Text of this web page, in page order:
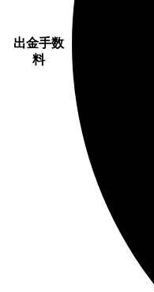
出金手数
料